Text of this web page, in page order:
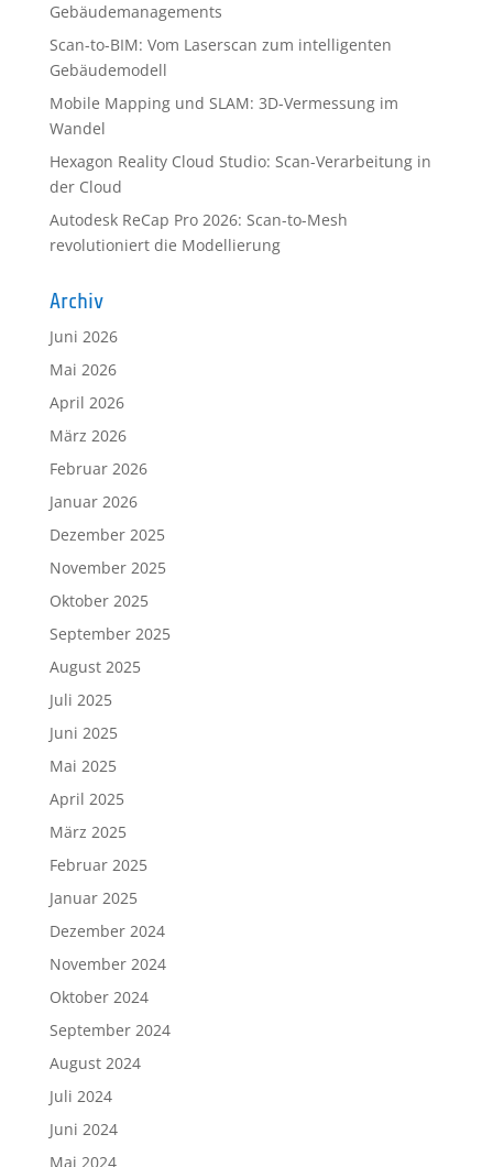
Gebäudemanagements
Scan-to-BIM: Vom Laserscan zum intelligenten
Gebäudemodell
Mobile Mapping und SLAM: 3D-Vermessung im
Wandel
Hexagon Reality Cloud Studio: Scan-Verarbeitung in
der Cloud
Autodesk ReCap Pro 2026: Scan-to-Mesh
revolutioniert die Modellierung
Archiv
Juni 2026
Mai 2026
April 2026
März 2026
Februar 2026
Januar 2026
Dezember 2025
November 2025
Oktober 2025
September 2025
August 2025
Juli 2025
Juni 2025
Mai 2025
April 2025
März 2025
Februar 2025
Januar 2025
Dezember 2024
November 2024
Oktober 2024
September 2024
August 2024
Juli 2024
Juni 2024
Mai 2024